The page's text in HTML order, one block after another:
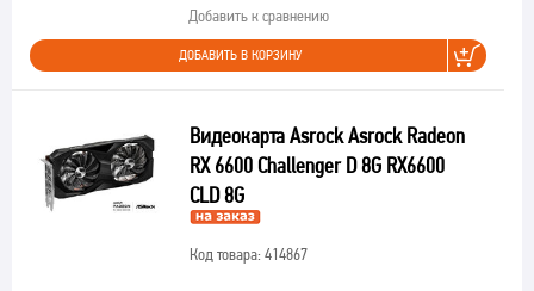
Добавить к сравнению
ДОБАВИТЬ В КОРЗИНУ
Видеокарта Asrock Asrock Radeon
RX 6600 Challenger D 8G RX6600
CLD 8G
Код товара: 414867